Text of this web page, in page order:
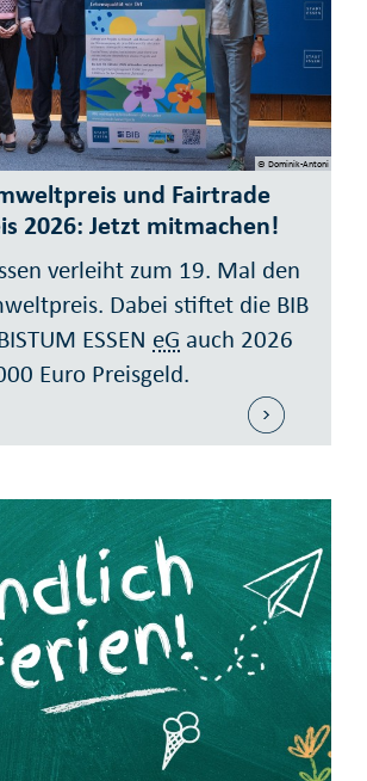
und Fairtrade
2026: Jetzt mit­machen!
verleiht zum 19. Mal den
Dabei stiftet die BIB
ESSEN eG auch 2026
Euro Preis­geld.
© Dominik-Antoni